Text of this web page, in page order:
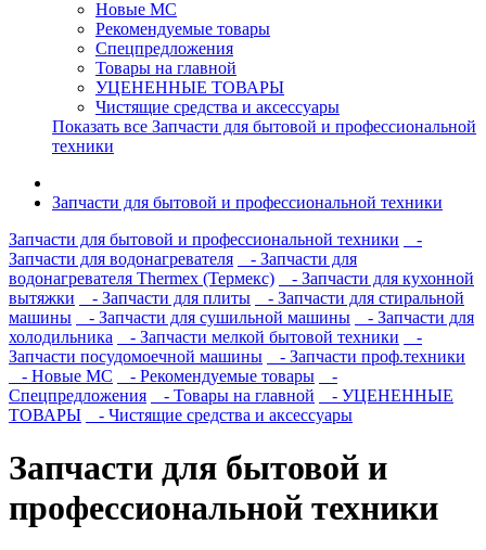
Новые МС
Рекомендуемые товары
Спецпредложения
Товары на главной
УЦЕНЕННЫЕ ТОВАРЫ
Чистящие средства и аксессуары
Показать все Запчасти для бытовой и профессиональной
техники
Запчасти для бытовой и профессиональной техники
Запчасти для бытовой и профессиональной техники
-
Запчасти для водонагревателя
- Запчасти для
водонагревателя Thermex (Термекс)
- Запчасти для кухонной
вытяжки
- Запчасти для плиты
- Запчасти для стиральной
машины
- Запчасти для сушильной машины
- Запчасти для
холодильника
- Запчасти мелкой бытовой техники
-
Запчасти посудомоечной машины
- Запчасти проф.техники
- Новые МС
- Рекомендуемые товары
-
Спецпредложения
- Товары на главной
- УЦЕНЕННЫЕ
ТОВАРЫ
- Чистящие средства и аксессуары
Запчасти для бытовой и
профессиональной техники